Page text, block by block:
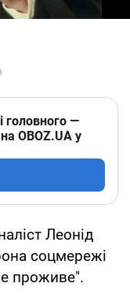
головного —
OBOZ.UA у
Леонід
соцмережі
проживе".